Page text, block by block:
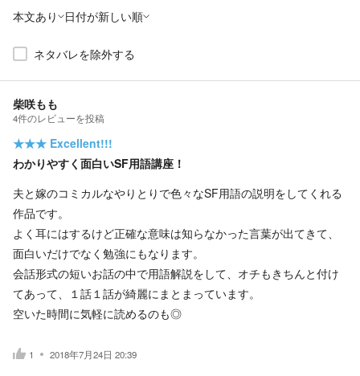
本文あり 日付が新しい順
ネタバレを除外する
柴咲もも
4件のレビューを投稿
★★★ Excellent!!!
わかりやすく面白いSF用語講座！
夫と嫁のコミカルなやりとりで色々なSF用語の説明をしてくれる
作品です。
よく耳にはするけど正確な意味は知らなかった言葉が出てきて、
面白いだけでなく勉強にもなります。
会話形式の短いお話の中で用語解説をして、オチもきちんと付け
てあって、１話１話が綺麗にまとまっています。
空いた時間に気軽に読めるのも◎
1 2018年7月24日 20:39